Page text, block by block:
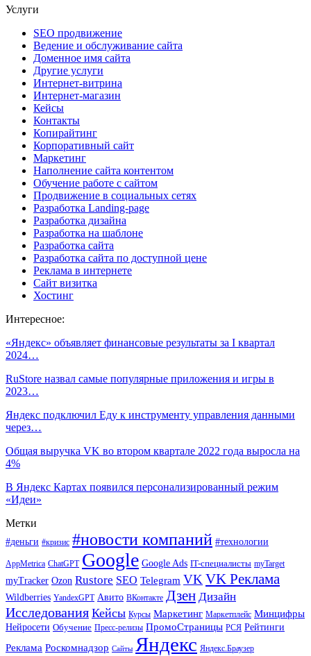
Услуги
SEO продвижение
Ведение и обслуживание сайта
Доменное имя сайта
Другие услуги
Интернет-витрина
Интернет-магазин
Кейсы
Контакты
Копирайтинг
Корпоративный сайт
Маркетинг
Наполнение сайта контентом
Обучение работе с сайтом
Продвижение в социальных сетях
Разработка Landing-page
Разработка дизайна
Разработка на шаблоне
Разработка сайта
Разработка сайта по доступной цене
Реклама в интернете
Сайт визитка
Хостинг
Интересное:
«Яндекс» объявляет финансовые результаты за I квартал
2024…
RuStore назвал самые популярные приложения и игры в
2023…
Яндекс подключил Еду к инструменту управления данными
через…
Общая выручка VK во втором квартале 2022 года выросла на
4%
В Яндекс Картах появился персонализированный режим
«Идеи»
Метки
#деньги #кризис #новости компаний #технологии
AppMetrica ChatGPT Google Google Ads IT-специалисты myTarget
myTracker Ozon Rustore SEO Telegram VK VK Реклама
Wildberries YandexGPT Авито ВКонтакте Дзен Дизайн
Исследования Кейсы Курсы Маркетинг Маркетплейс Минцифры
Нейросети Обучение Пресс-релизы ПромоСтраницы РСЯ Рейтинги
Реклама Роскомнадзор Сайты Яндекс Яндекс.Браузер